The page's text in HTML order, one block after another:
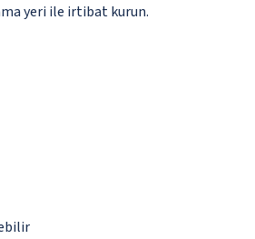
yeri ile irtibat kurun.